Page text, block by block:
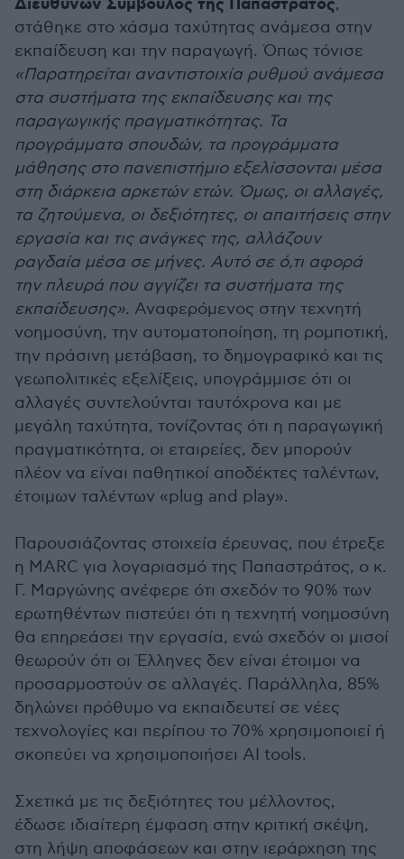
Διευθύνων Σύμβουλος της Παπαστράτος,
στάθηκε στο χάσμα ταχύτητας ανάμεσα στην
εκπαίδευση και την παραγωγή. Όπως τόνισε
«Παρατηρείται αναντιστοιχία ρυθμού ανάμεσα
στα συστήματα της εκπαίδευσης και της
παραγωγικής πραγματικότητας. Τα
προγράμματα σπουδών, τα προγράμματα
μάθησης στο πανεπιστήμιο εξελίσσονται μέσα
στη διάρκεια αρκετών ετών. Όμως, οι αλλαγές,
τα ζητούμενα, οι δεξιότητες, οι απαιτήσεις στην
εργασία και τις ανάγκες της, αλλάζουν
ραγδαία μέσα σε μήνες. Αυτό σε ό,τι αφορά
την πλευρά που αγγίζει τα συστήματα της
εκπαίδευσης». Αναφερόμενος στην τεχνητή
νοημοσύνη, την αυτοματοποίηση, τη ρομποτική,
την πράσινη μετάβαση, το δημογραφικό και τις
γεωπολιτικές εξελίξεις, υπογράμμισε ότι οι
αλλαγές συντελούνται ταυτόχρονα και με
μεγάλη ταχύτητα, τονίζοντας ότι η παραγωγική
πραγματικότητα, οι εταιρείες, δεν μπορούν
πλέον να είναι παθητικοί αποδέκτες ταλέντων,
έτοιμων ταλέντων «plug and play».
Παρουσιάζοντας στοιχεία έρευνας, που έτρεξε
η MARC για λογαριασμό της Παπαστράτος, ο κ.
Γ. Μαργώνης ανέφερε ότι σχεδόν το 90% των
ερωτηθέντων πιστεύει ότι η τεχνητή νοημοσύνη
θα επηρεάσει την εργασία, ενώ σχεδόν οι μισοί
θεωρούν ότι οι Έλληνες δεν είναι έτοιμοι να
προσαρμοστούν σε αλλαγές. Παράλληλα, 85%
δηλώνει πρόθυμο να εκπαιδευτεί σε νέες
τεχνολογίες και περίπου το 70% χρησιμοποιεί ή
σκοπεύει να χρησιμοποιήσει AI tools.
Σχετικά με τις δεξιότητες του μέλλοντος,
έδωσε ιδιαίτερη έμφαση στην κριτική σκέψη,
στη λήψη αποφάσεων και στην ιεράρχηση της